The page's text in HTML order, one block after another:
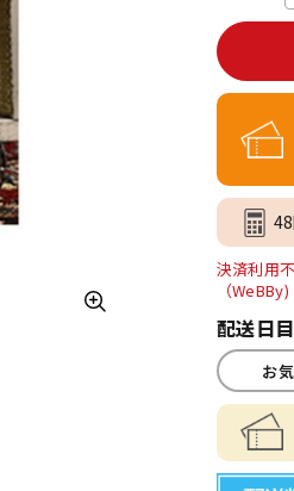
決済利用
（WeBBy)
配送日
お